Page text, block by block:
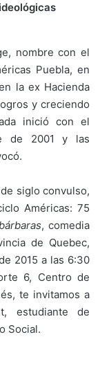
nombre con el
Puebla, en
la ex Hacienda
y creciendo
inició con el
de 2001 y las
siglo convulso,
Américas: 75
, comedia
de Quebec,
2015 a las 6:30
6, Centro de
te invitamos a
estudiante de
Social.